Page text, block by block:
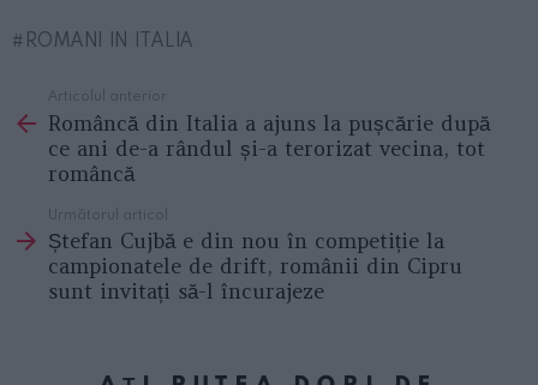
ROMANI IN ITALIA
more
Articolul anterior
Româncă din Italia a ajuns la pușcărie după
ce ani de-a rândul și-a terorizat vecina, tot
româncă
Următorul articol
Ștefan Cujbă e din nou în competiție la
campionatele de drift, românii din Cipru
sunt invitați să-l încurajeze